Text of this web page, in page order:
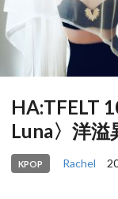
HA:TFELT
Luna〉洋溢
KPOP Rachel